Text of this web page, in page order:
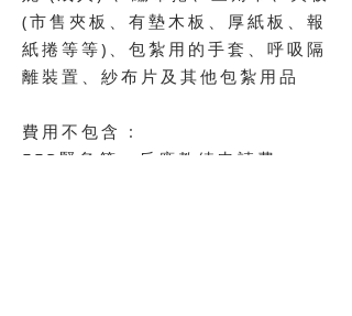
(市售夾板、有墊木板、厚紙板、報
紙捲等等)、包紮用的手套、呼吸隔
離裝置、紗布片及其他包紮用品
費用不包含 :
EFR緊急第一反應教練申請費、